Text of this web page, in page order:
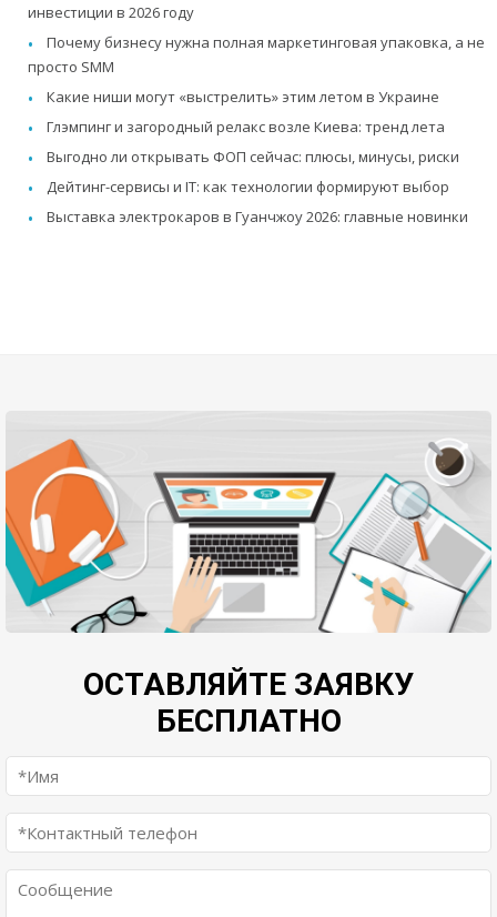
инвестиции в 2026 году
Почему бизнесу нужна полная маркетинговая упаковка, а не
просто SMM
Какие ниши могут «выстрелить» этим летом в Украине
Глэмпинг и загородный релакс возле Киева: тренд лета
Выгодно ли открывать ФОП сейчас: плюсы, минусы, риски
Дейтинг-сервисы и IT: как технологии формируют выбор
Выставка электрокаров в Гуанчжоу 2026: главные новинки
ОСТАВЛЯЙТЕ ЗАЯВКУ
БЕСПЛАТНО